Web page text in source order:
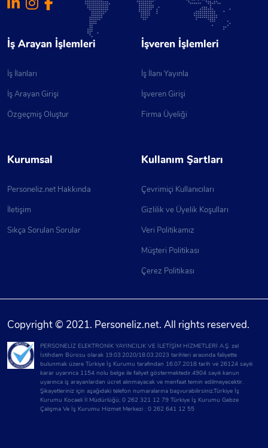
İş Arayan İşlemleri
İş İlanları
İş Arayan Girişi
Özgeçmiş Oluştur
İşveren İşlemleri
İş İlanı Yayınla
İşveren Girişi
Firma Üyeliği
Kurumsal
Personeliz.net Hakkında
İletişim
Sıkça Sorulan Sorular
Kullanım Şartları
Çevrimiçi Kullanıcıları
Gizlilik ve Üyelik Koşulları
Veri Politikamız
Müşteri Politikası
Çerez Politikası
Copyright © 2021. Personeliz.net. All rights reserved.
PERSONELİZ ELEKTRONİK YAYINCILIK VE İLETİŞİM HİZMETLERİ A.Ş. zel
İstihdam Bürosu olarak 19.03.2020/18.03.2023 tarihleri arasında faliyette
bulunmak üzere Türkiye İş Kurumu tarafından 16.07.2018 tarih ve 26124 sayılı
karar uyarınca 1154 nolu belge ile faliyet göstermektedir.4904 sayılı kanun
uyarınca iş arayanlardan ücret alınmayacak ve menfaat temin edilmeyecektir.
Şikayetleriniz için aşağıdaki telefon numaralarına başvurabilirsiniz.Türkiye İş
Kurumu Kocaeli İl Müdürlüğü; 0 262 321 12 79 Türkiye İş Kurumu Gebze
Çalışma Ve İş Kurumu Hizmet Merkezi : 0 262 641 12 55